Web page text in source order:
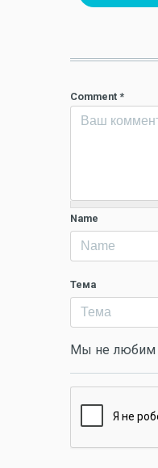
Comment *
Name
Тема
Мы не любим